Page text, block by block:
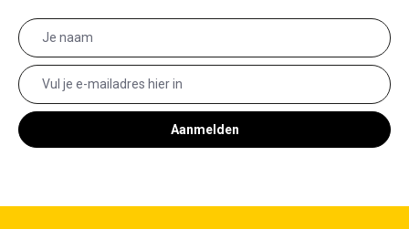
Aanmelden